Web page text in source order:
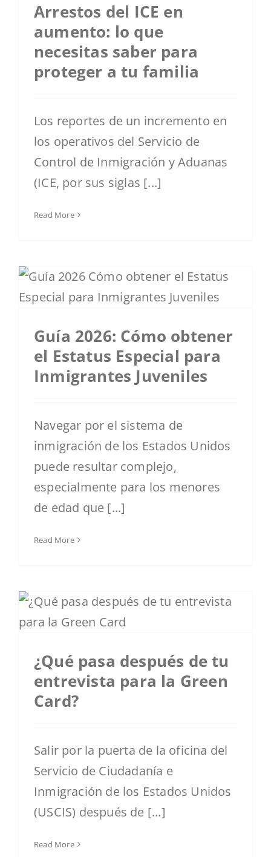
Arrestos del ICE en
aumento: lo que
necesitas saber para
proteger a tu familia
Los reportes de un incremento en
los operativos del Servicio de
Control de Inmigración y Aduanas
(ICE, por sus siglas [...]
Read More
Guía 2026: Cómo obtener
el Estatus Especial para
Inmigrantes Juveniles
Navegar por el sistema de
inmigración de los Estados Unidos
puede resultar complejo,
especialmente para los menores
de edad que [...]
Read More
¿Qué pasa después de tu
entrevista para la Green
Card?
Salir por la puerta de la oficina del
Servicio de Ciudadanía e
Inmigración de los Estados Unidos
(USCIS) después de [...]
Read More